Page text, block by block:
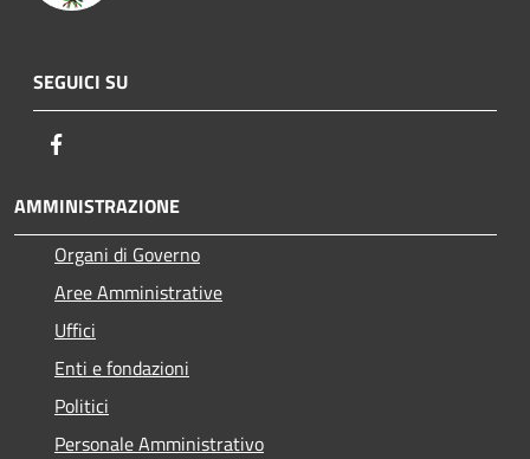
SEGUICI SU
AMMINISTRAZIONE
Organi di Governo
Aree Amministrative
Uffici
Enti e fondazioni
Politici
Personale Amministrativo